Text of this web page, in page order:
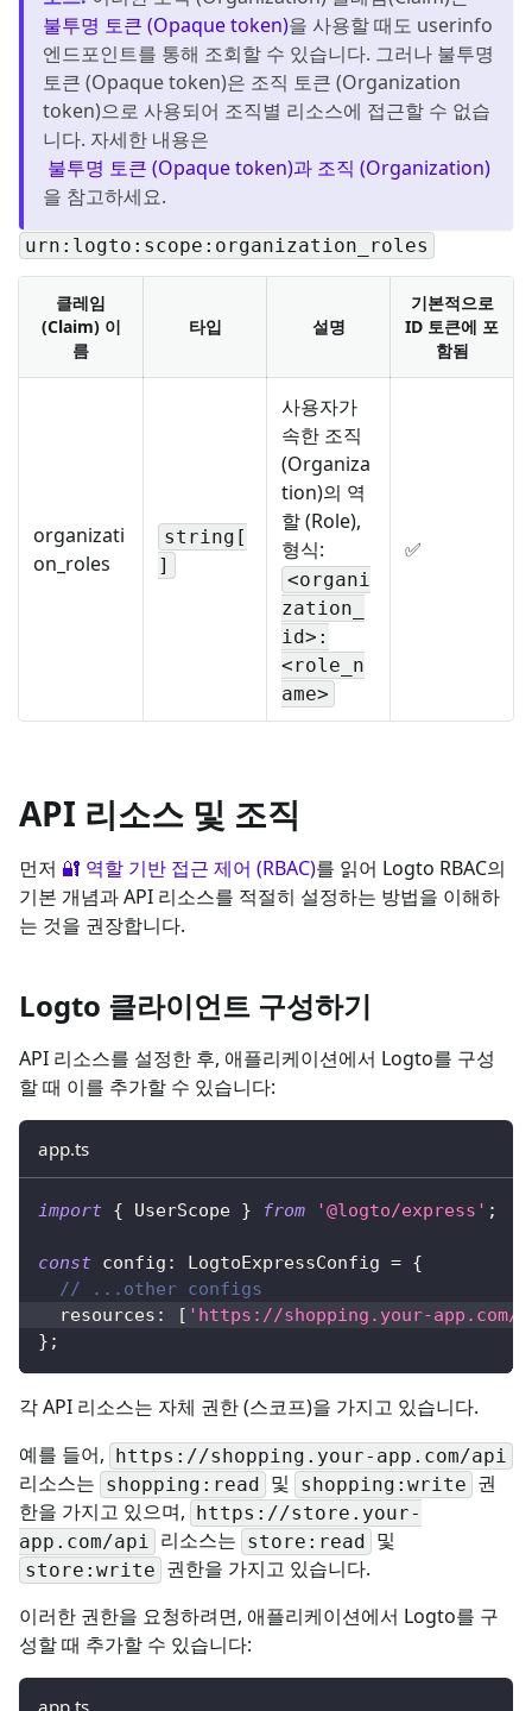
불투명 토큰 (Opaque token)을 사용할 때도 userinfo
엔드포인트를 통해 조회할 수 있습니다. 그러나 불투명
토큰 (Opaque token)은 조직 토큰 (Organization
token)으로 사용되어 조직별 리소스에 접근할 수 없습
니다. 자세한 내용은
불투명 토큰 (Opaque token)과 조직 (Organization)
을 참고하세요.
urn:logto:scope:organization_roles
클레임
(Claim) 이
름
타입 설명
기본적으로
ID 토큰에 포
함됨
organizati
on_roles
string[
]
사용자가
속한 조직
(Organiza
tion)의 역
할 (Role),
형식:
<organi
zation_
id>:
<role_n
ame>
✅
API 리소스 및 조직
먼저 🔐 역할 기반 접근 제어 (RBAC)를 읽어 Logto RBAC의
기본 개념과 API 리소스를 적절히 설정하는 방법을 이해하
는 것을 권장합니다.
Logto 클라이언트 구성하기
API 리소스를 설정한 후, 애플리케이션에서 Logto를 구성
할 때 이를 추가할 수 있습니다:
app.ts
import { UserScope } from '@logto/express' ;
const config : LogtoExpressConfig = {
// ...other configs
  resources
: [ 'https://shopping.your-app.com/
} ;
각 API 리소스는 자체 권한 (스코프)을 가지고 있습니다.
예를 들어, https://shopping.your-app.com/api
리소스는 shopping:read 및 shopping:write 권
한을 가지고 있으며, https://store.your-
app.com/api
리소스는 store:read 및
store:write 권한을 가지고 있습니다.
이러한 권한을 요청하려면, 애플리케이션에서 Logto를 구
성할 때 추가할 수 있습니다: